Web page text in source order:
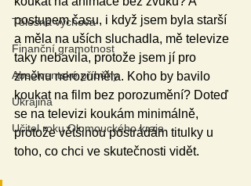
Tělesná výchova
Finanční gramotnost
Absolventské příběhy
Ukrajina
Učitel roku Olomouckého kraje
postupem času, i když jsem byla starší
a měla na uších sluchadla, mě televize
taky nebavila, protože jsem jí pro
změnu nerozuměla. Koho by bavilo
koukat na film bez porozumění? Doteď
se na televizi koukám minimálně,
protože většinou postrádám titulky u
toho, co chci ve skutečnosti vidět.